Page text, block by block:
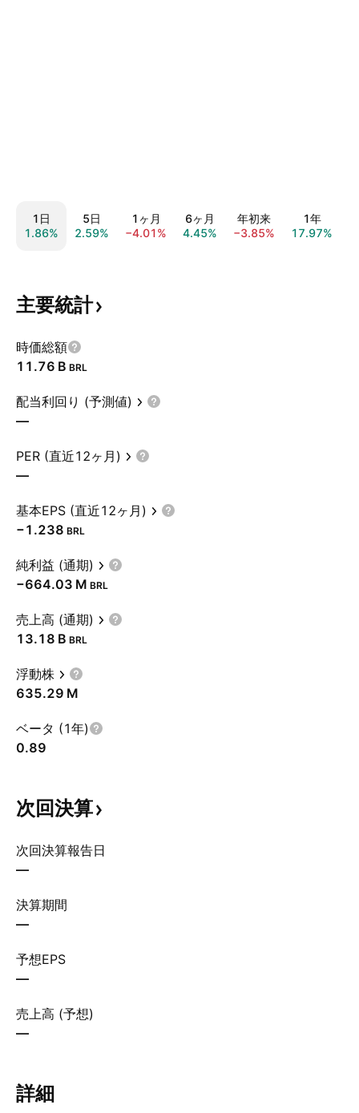
1日
1.86%
5日
2.59%
1ヶ月
−4.01%
6ヶ月
4.45%
年初来
−3.85%
1年
17.97%
主要統計
時価総額
‪11.76 B‬ BRL
配当利回り (予測値)
—
PER (直近12ヶ月)
—
基本EPS (直近12ヶ月)
−1.238 BRL
純利益 (通期)
‪−664.03 M‬ BRL
売上高 (通期)
‪13.18 B‬ BRL
浮動株
‪635.29 M‬
ベータ (1年)
0.89
次回決算
次回決算報告日
—
決算期間
—
予想EPS
—
売上高 (予想)
—
詳細